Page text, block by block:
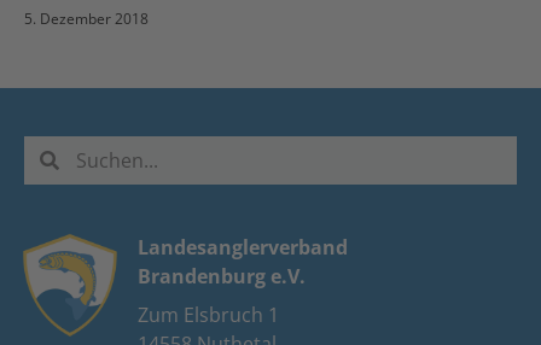
5. Dezember 2018
Landesanglerverband
Brandenburg e.V.
Zum Elsbruch 1